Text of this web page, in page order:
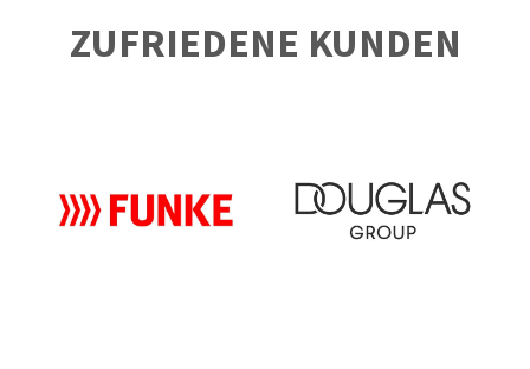
ZUFRIEDENE KUNDEN